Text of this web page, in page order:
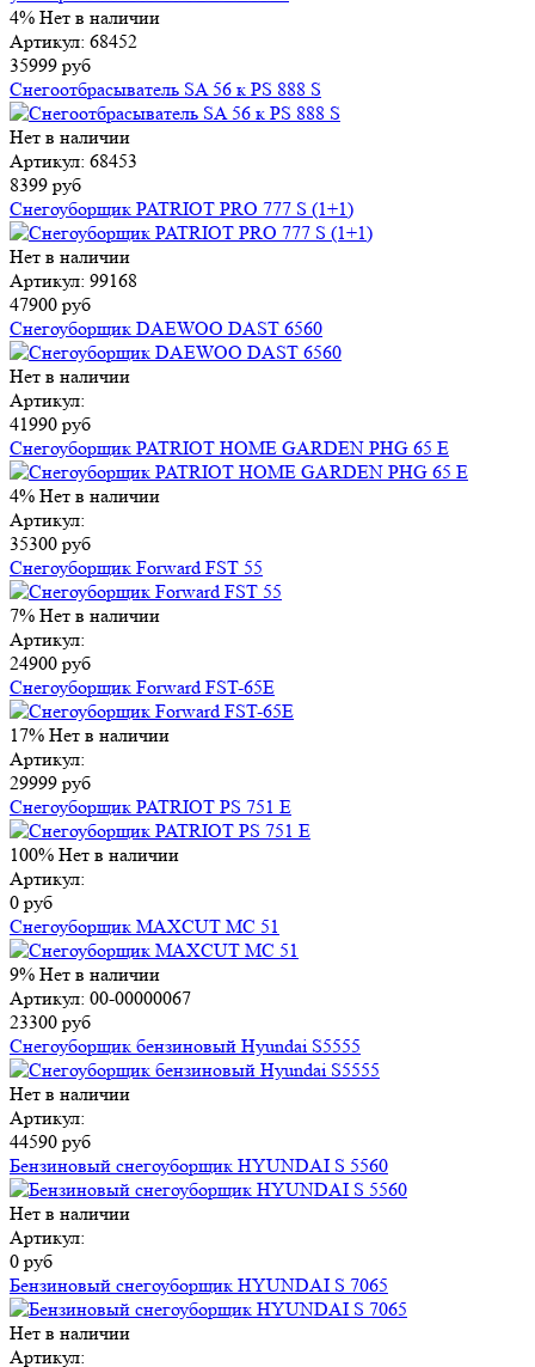
4% Нет в наличии
Артикул: 68452
35999 руб
Снегоотбрасыватель SA 56 к PS 888 S
Нет в наличии
Артикул: 68453
8399 руб
Снегоуборщик PATRIOT PRO 777 S (1+1)
Нет в наличии
Артикул: 99168
47900 руб
Снегоуборщик DAEWOO DAST 6560
Нет в наличии
Артикул:
41990 руб
Снегоуборщик PATRIOT HOME GARDEN PHG 65 Е
4% Нет в наличии
Артикул:
35300 руб
Снегоуборщик Forward FST 55
7% Нет в наличии
Артикул:
24900 руб
Снегоуборщик Forward FST-65E
17% Нет в наличии
Артикул:
29999 руб
Снегоуборщик PATRIOT PS 751 E
100% Нет в наличии
Артикул:
0 руб
Снегоуборщик MAXCUT MC 51
9% Нет в наличии
Артикул: 00-00000067
23300 руб
Снегоуборщик бензиновый Hyundai S5555
Нет в наличии
Артикул:
44590 руб
Бензиновый снегоуборщик HYUNDAI S 5560
Нет в наличии
Артикул:
0 руб
Бензиновый снегоуборщик HYUNDAI S 7065
Нет в наличии
Артикул: